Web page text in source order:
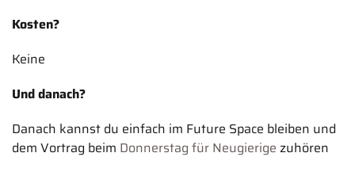
Kosten?
Keine
Und danach?
Danach kannst du einfach im Future Space bleiben und
dem Vortrag beim Donnerstag für Neugierige zuhören